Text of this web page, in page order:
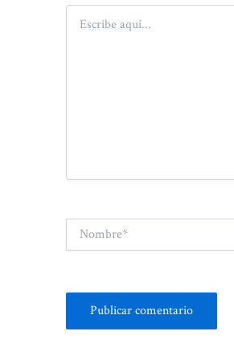
Escribe
aquí...
Nombre*